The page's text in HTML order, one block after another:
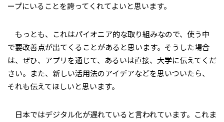
ープにいることを誇ってくれてよいと思います。
もっとも、これはパイオニア的な取り組みなので、使う中
で要改善点が出てくることがあると思います。そうした場合
は、ぜひ、アプリを通じて、あるいは直接、大学に伝えてくだ
さい。また、新しい活用法のアイデアなどを思いついたら、
それも伝えてほしいと思います。
日本ではデジタル化が遅れていると言われています。これま